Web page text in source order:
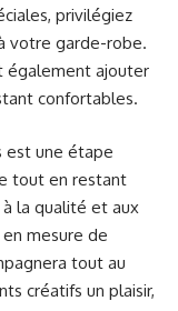
privilégiez
votre garde-robe.
également ajouter
confortables.
est une étape
tout en restant
la qualité et aux
mesure de
tout au
créatifs un plaisir,